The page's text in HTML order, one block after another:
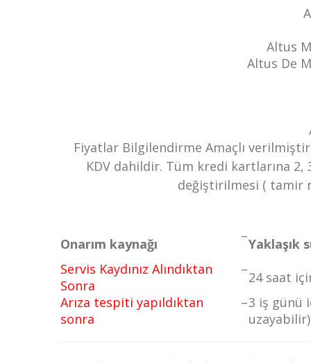
Altus
Altus De
Fiyatlar Bilgilendirme Amaçlı
KDV dahildir. Tüm kredi kartlarına 2,
değiştirilmesi ( tamir
Onarım kaynağı –Yaklaşık
Servis Kaydınız Alındıktan
Sonra
–24 saat
Arıza tespiti yapıldıktan
sonra
–3 iş günü
uzayabilir)